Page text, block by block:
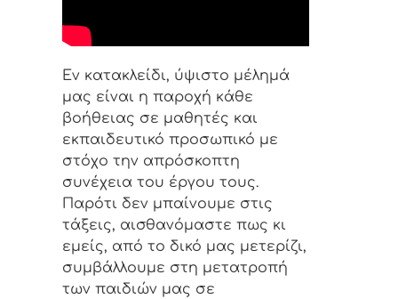
Εν κατακλείδι, ύψιστο μέλημά
μας είναι η παροχή κάθε
βοήθειας σε μαθητές και
εκπαιδευτικό προσωπικό με
στόχο την απρόσκοπτη
συνέχεια του έργου τους.
Παρότι δεν μπαίνουμε στις
τάξεις, αισθανόμαστε πως κι
εμείς, από το δικό μας μετερίζι,
συμβάλλουμε στη μετατροπή
των παιδιών μας σε